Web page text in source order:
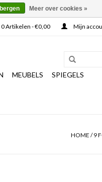
0 Artikelen - €0,00 Mijn
MEUBELS
SPIEGELS
HOME /9
Meer over cookies »